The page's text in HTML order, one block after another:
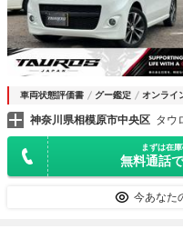
車両状態評価書 グー鑑定 オンライ
神奈川県相模原市中央区 タウ
まずは在
無料通話
今あなた